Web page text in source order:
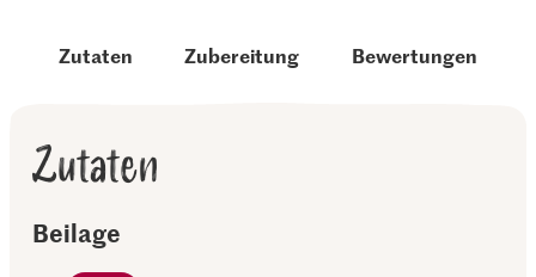
Zutaten Zubereitung Bewertungen
Zutaten
Beilage